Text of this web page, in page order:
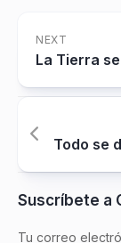
NEXT
La Tierra
Todo se
Suscríbete a
Tu correo